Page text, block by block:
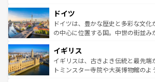
せる。地方によって風土や気候が異
性で訪れる人を
ンテンツ一覧を参照してほしい。
で、幅広い魅力が詰まっている。華
聖堂、美しいビーチ、そして豊かな
から魅了する。また、フランスは美
いる。シャンパンの発祥地であるラ
香り高いラベンダー畑など、多彩な
らに、パリ以外の地域にも魅力が溢
ドイツ
ドイツは、豊かな歴史と多彩な文
の中心に位置する国。中世の街並み
顔を持つこの国は、どこを歩いても
ルリンの文化的活気、バイエルン州
してライン川沿いのワイン畑といっ
イギリス
イギリスは、古きよき伝統と最先端
トミンスター寺院や大英博物館のよ